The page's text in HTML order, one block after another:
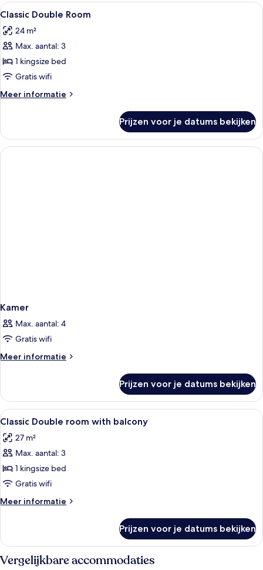
queensize
Alle
foto's
voor
Classic
Double
Room
laden
Hypoallergeen beddengoed, een
7
Classic Double Room
24 m²
Max. aantal: 3
1 kingsize bed
Gratis wifi
Meer informatie
Meer
Double
Room
Prijzen voor je datums bekijken
Kamer
Max. aantal: 4
Gratis wifi
Meer informatie
Meer
Prijzen voor je datums bekijken
Alle
foto's
voor
Classic
Double
room
with
balcony
Hypoallergeen beddengoed, een
5
Classic Double room with balcony
27 m²
Max. aantal: 3
1 kingsize bed
Gratis wifi
Meer informatie
Meer
Double
with
Prijzen voor je datums bekijken
Vergelijkbare accommodaties